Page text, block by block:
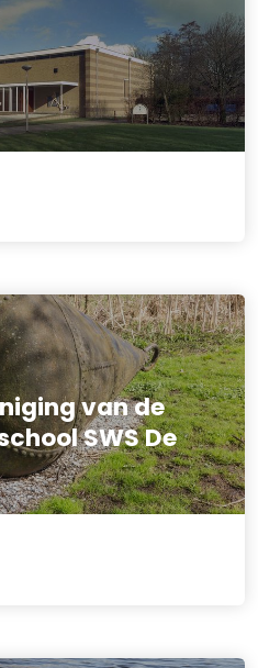
van de
SWS De